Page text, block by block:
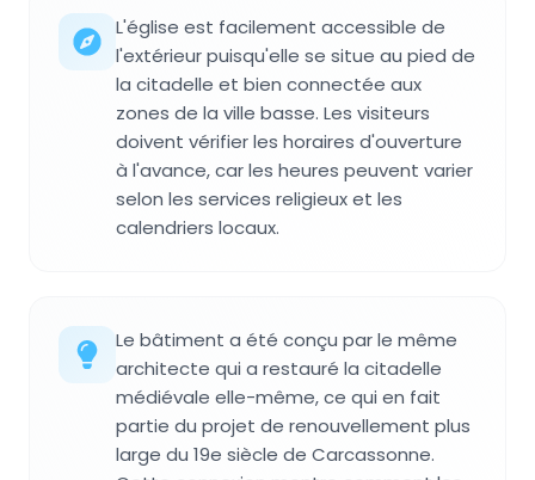
L'église est facilement accessible de
l'extérieur puisqu'elle se situe au pied de
la citadelle et bien connectée aux
zones de la ville basse. Les visiteurs
doivent vérifier les horaires d'ouverture
à l'avance, car les heures peuvent varier
selon les services religieux et les
calendriers locaux.
Le bâtiment a été conçu par le même
architecte qui a restauré la citadelle
médiévale elle-même, ce qui en fait
partie du projet de renouvellement plus
large du 19e siècle de Carcassonne.